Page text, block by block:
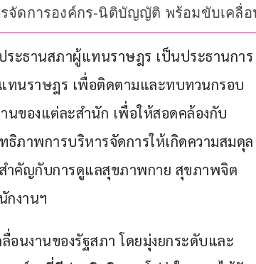
จัดการองค์กร-นิติบัญญัติ พร้อมขับเคลื่
ะธานสภาผู้แทนราษฎร เป็นประธานการ
ทนราษฎร เพื่อติดตามและทบทวนกรอบ
นของแต่ละสำนัก เพื่อให้สอดคล้องกับ
ธิภาพการบริหารจัดการให้เกิดความสมดุล
ำคัญกับการดูแลสุขภาพกาย สุขภาพจิต
กงานฯ
นงานของรัฐสภา โดยมุ่งยกระดับและ